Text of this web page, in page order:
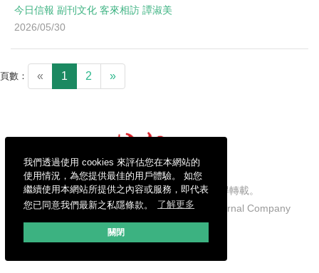
我們透過使用 cookies 來評估您在本網站的
使用情況，為您提供最佳的用戶體驗。 如您
繼續使用本網站所提供之內容或服務，即代表
您已同意我們最新之私隱條款。
了解更多
關閉
今日信報 副刊文化 客來相訪 譚淑美
2026/05/30
頁數： « 1 2 »
信報財經新聞有限公司版權所有，不得轉載。
Copyright © 2026 Hong Kong Economic Journal Company
Limited. All rights reserved.